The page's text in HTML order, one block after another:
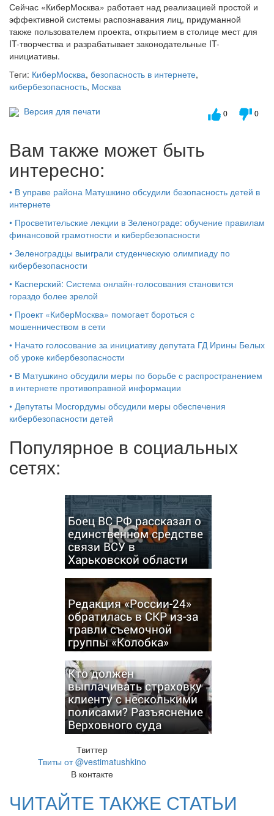
Сейчас «КиберМосква» работает над реализацией простой и
эффективной системы распознавания лиц, придуманной
также пользователем проекта, открытием в столице мест для
IT-творчества и разрабатывает законодательные IT-
инициативы.
Теги: КиберМосква, безопасность в интернете,
кибербезопасность, Москва
Версия для печати
0 0
Вам также может быть
интересно:
• В управе района Матушкино обсудили безопасность детей в
интернете
• Просветительские лекции в Зеленограде: обучение правилам
финансовой грамотности и кибербезопасности
• Зеленоградцы выиграли студенческую олимпиаду по
кибербезопасности
• Касперский: Система онлайн-голосования становится
гораздо более зрелой
• Проект «КиберМосква» помогает бороться с​
мошенничеством в​ сети
• Начато голосование за инициативу депутата ГД Ирины Белых
об уроке кибербезопасности
• В Матушкино обсудили меры по борьбе с распространением
в интернете противоправной информации
• Депутаты Мосгордумы обсудили меры обеспечения
кибербезопасности детей
Популярное в социальных
сетях:
Боец ВС РФ рассказал о
единственном средстве
связи ВСУ в
Харьковской области
Редакция «России-24»
обратилась в СКР из-за
травли съемочной
группы «Колобка»
Кто должен
выплачивать страховку
клиенту с несколькими
полисами? Разъяснение
Верховного суда
Твиттер
Твиты от @vestimatushkino
В контакте
ЧИТАЙТЕ ТАКЖЕ СТАТЬИ